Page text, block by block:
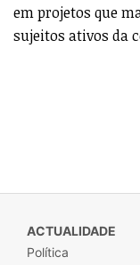
em projetos que
sujeitos ativos da
ACTUALIDADE
Política